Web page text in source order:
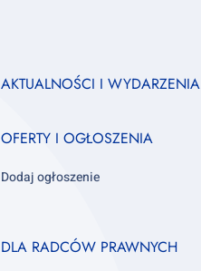
Footer
AKTUALNOŚCI I WYDARZENIA
OFERTY I OGŁOSZENIA
Dodaj ogłoszenie
Footer
DLA RADCÓW PRAWNYCH